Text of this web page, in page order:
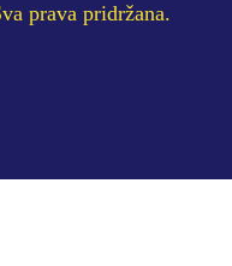
prava pridržana.